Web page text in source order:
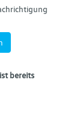
bereits